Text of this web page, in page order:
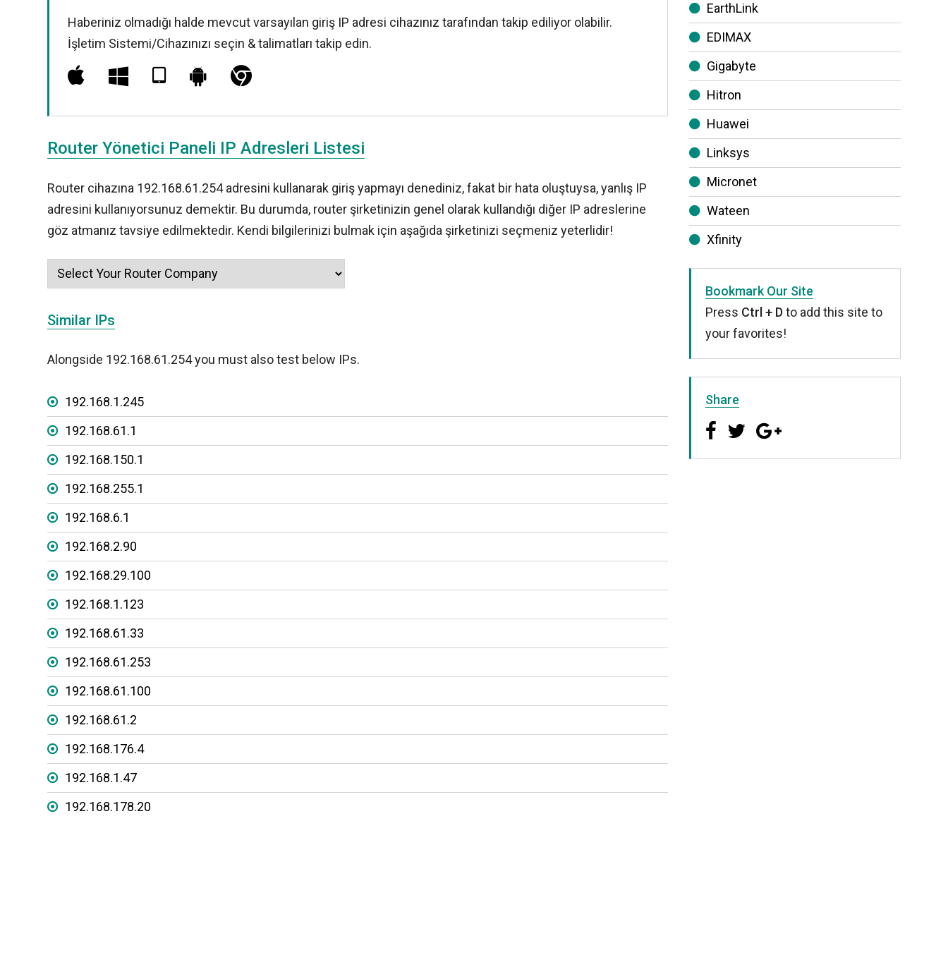
Haberiniz olmadığı halde mevcut varsayılan giriş IP adresi cihazınız tarafından takip ediliyor olabilir.
İşletim Sistemi/Cihazınızı seçin & talimatları takip edin.
Router Yönetici Paneli IP Adresleri Listesi
Router cihazına 192.168.61.254 adresini kullanarak giriş yapmayı denediniz, fakat bir hata oluştuysa, yanlış IP
adresini kullanıyorsunuz demektir. Bu durumda, router şirketinizin genel olarak kullandığı diğer IP adreslerine
göz atmanız tavsiye edilmektedir. Kendi bilgilerinizi bulmak için aşağıda şirketinizi seçmeniz yeterlidir!
Similar IPs
Alongside 192.168.61.254 you must also test below IPs.
192.168.1.245
192.168.61.1
192.168.150.1
192.168.255.1
192.168.6.1
192.168.2.90
192.168.29.100
192.168.1.123
192.168.61.33
192.168.61.253
192.168.61.100
192.168.61.2
192.168.176.4
192.168.1.47
192.168.178.20
EarthLink
EDIMAX
Gigabyte
Hitron
Huawei
Linksys
Micronet
Wateen
Xfinity
Bookmark Our Site
Press Ctrl + Dto add this site to
your favorites!
Share